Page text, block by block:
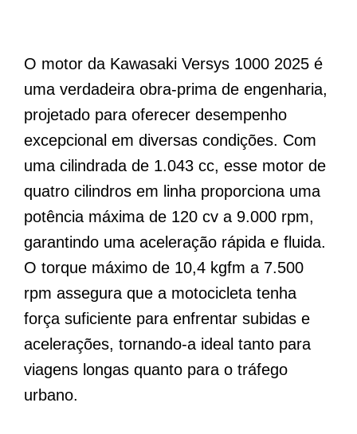
O motor da Kawasaki Versys 1000 2025 é
uma verdadeira obra-prima de engenharia,
projetado para oferecer desempenho
excepcional em diversas condições. Com
uma cilindrada de 1.043 cc, esse motor de
quatro cilindros em linha proporciona uma
potência máxima de 120 cv a 9.000 rpm,
garantindo uma aceleração rápida e fluida.
O torque máximo de 10,4 kgfm a 7.500
rpm assegura que a motocicleta tenha
força suficiente para enfrentar subidas e
acelerações, tornando-a ideal tanto para
viagens longas quanto para o tráfego
urbano.